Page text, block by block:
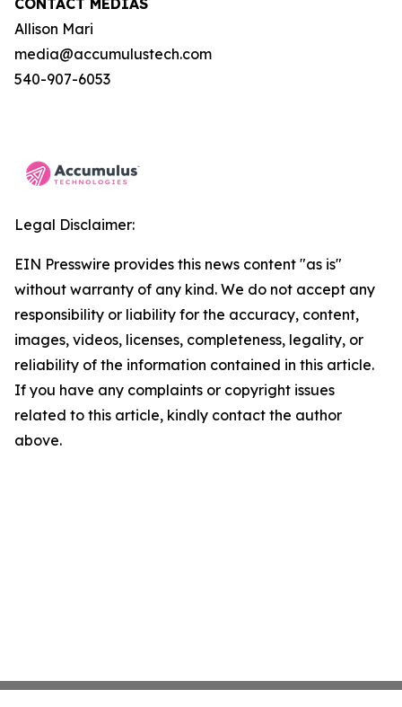
CONTACT MÉDIAS
Allison Mari
media@accumulustech.com
540-907-6053
Legal Disclaimer:
EIN Presswire provides this news content "as is"
without warranty of any kind. We do not accept any
responsibility or liability for the accuracy, content,
images, videos, licenses, completeness, legality, or
reliability of the information contained in this article.
If you have any complaints or copyright issues
related to this article, kindly contact the author
above.